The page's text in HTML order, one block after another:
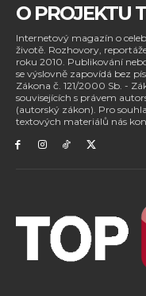
O PROJEKTU
Internetový magazín o
životě. Rozhovory,
roku 2010. Publikování
se výslovně zapovídá bez
Zákona č. 121/2000 Sb. -
souvisejících s právem
(autorský zákon). Pro
textových materiálů nás